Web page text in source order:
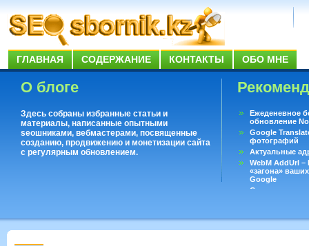
ГЛАВНАЯ СОДЕРЖАНИЕ КОНТАКТЫ ОБО МНЕ
О блоге
Здесь собраны избранные статьи и
материалы, написанные опытными
seoшниками, вебмастерами, посвященные
созданию, продвижению и монетизации сайта
с регулярным обновлением.
Ежеденевное
обновление
Google
фотографий
Актуальные
WebM AddUrl
«загона»
Google
Существует